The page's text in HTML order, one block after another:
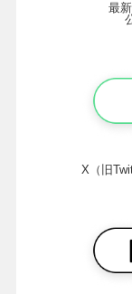
最
X（旧